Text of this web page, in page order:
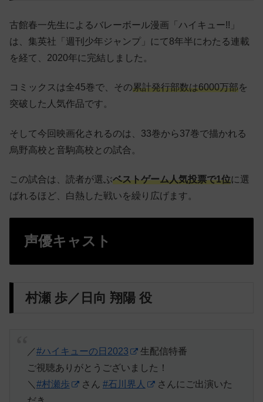
古館春一先生によるバレーボール漫画「ハイキュー!!」
は、集英社「週刊少年ジャンプ」にて8年半にわたる連載
を経て、2020年に完結しました。
コミックスは全45巻で、その累計発行部数は6000万部を
突破した人気作品です。
そして今回映画化されるのは、33巻から37巻で描かれる
烏野高校と音駒高校との試合。
この試合は、読者が選ぶベストゲーム人気投票で1位に選
ばれるほど、白熱した戦いを繰り広げます。
声優キャスト
村瀬 歩／日向 翔陽 役
／#ハイキューの日2023
生配信特番
ご視聴ありがとうございました！
＼ #村瀬歩 さん #石川界人
さんにご出演いた